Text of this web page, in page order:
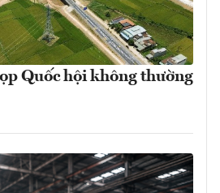
Quốc hội không thường